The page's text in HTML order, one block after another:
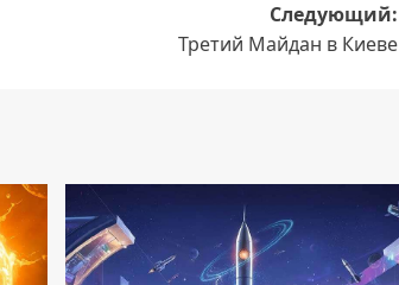
Следующий:
Третий Майдан в Киеве